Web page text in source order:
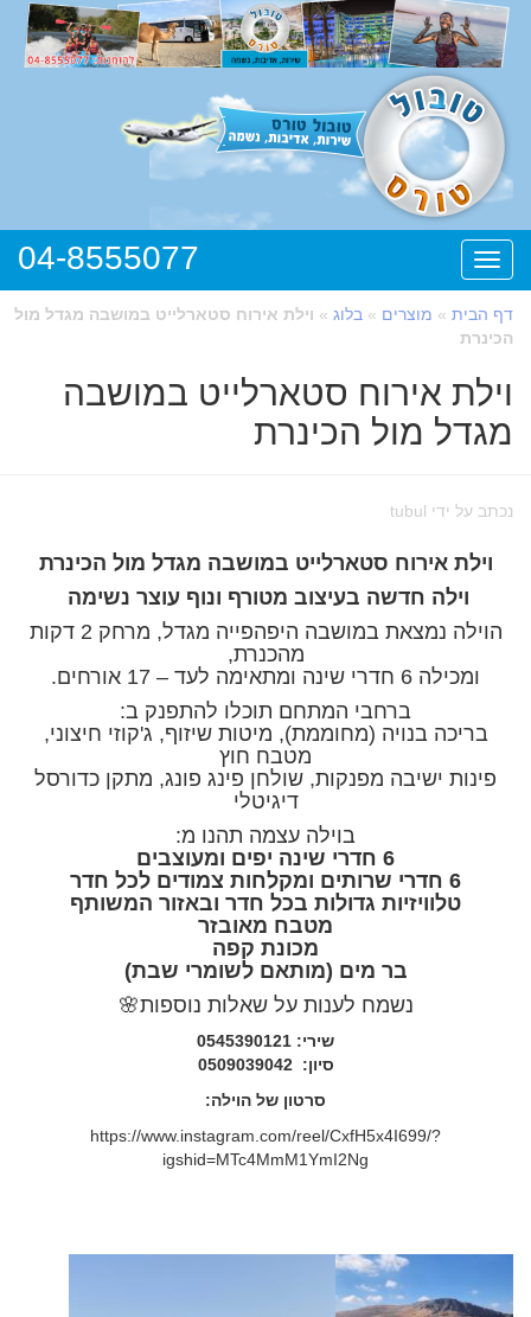
תפריט 04-8555077
דף הבית » מוצרים » בלוג » וילת אירוח סטארלייט במושבה מגדל מול
הכינרת
וילת אירוח סטארלייט במושבה
מגדל מול הכינרת
נכתב על ידי tubul
וילת אירוח סטארלייט במושבה מגדל מול הכינרת
וילה חדשה בעיצוב מטורף ונוף עוצר נשימה
הוילה נמצאת במושבה היפהפייה מגדל, מרחק 2 דקות
מהכנרת,
ומכילה 6 חדרי שינה ומתאימה לעד – 17 אורחים.
ברחבי המתחם תוכלו להתפנק ב:
בריכה בנויה (מחוממת), מיטות שיזוף, ג'קוזי חיצוני,
מטבח חוץ
פינות ישיבה מפנקות, שולחן פינג פונג, מתקן כדורסל
דיגיטלי
בוילה עצמה תהנו מ:
6 חדרי שינה יפים ומעוצבים
6 חדרי שרותים ומקלחות צמודים לכל חדר
טלוויזיות גדולות בכל חדר ובאזור המשותף
מטבח מאובזר
מכונת קפה
בר מים (מותאם לשומרי שבת)
נשמח לענות על שאלות נוספות🌸
שירי: 0545390121
סיון: 0509039042
סרטון של הוילה:
https://www.instagram.com/reel/CxfH5x4I699/?
igshid=MTc4MmM1YmI2Ng